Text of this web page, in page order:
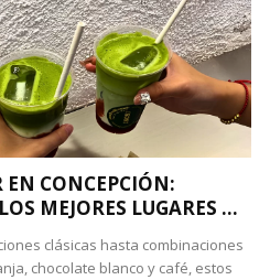
EN CONCEPCIÓN:
MEJORES LUGARES ...
clásicas hasta combinaciones
chocolate blanco y café, estos